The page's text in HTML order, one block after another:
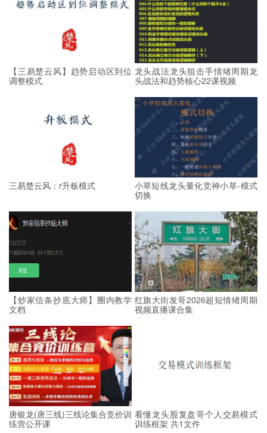
【三易楚云风】趋势启动区到位
调整模式
龙头战法龙头狙击手情绪周期龙
头战法和趋势核心22课视频
三易楚云风：r升板模式
小草短线龙头量化竞神小草-模式
切换
【炒家信条抄底大师】圈内教学
文档
红旗大街发哥2026超短情绪周期
视频直播课合集
唐银龙(唐三线)三线论集合竞价训
练营公开课
看懂龙头股复盘哥个人交易模式
训练框架 共1文件